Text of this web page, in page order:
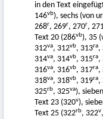
in den Text
146vb), sechs (von
268r, 269r, 270r,
Text 20 (286vb), 35
312va, 312vb, 313ra,
314va, 314vb, 315ra,
316va, 316vb, 317ra,
318va, 318vb, 319ra,
325rb, 325va),
Text 23 (320v),
Text 25 (322rb, 322v